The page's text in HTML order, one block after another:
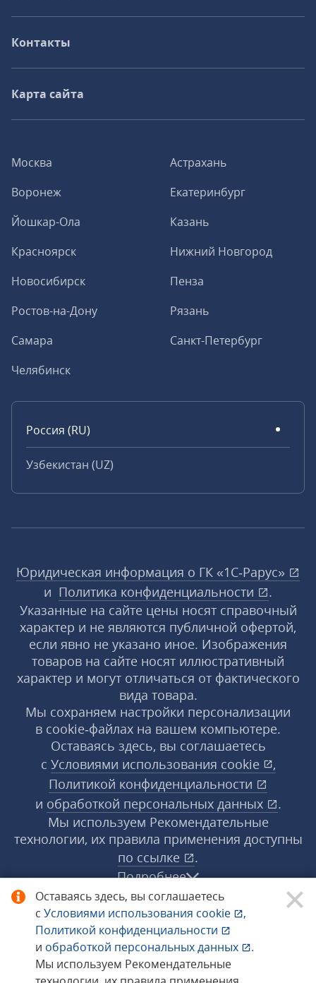
Оставаясь здесь, вы соглашаетесь
с Условиями использования cookie
,
Политикой конфиденциальности
и обработкой персональных данных
.
Мы используем Рекомендательные
Москва
Астрахань
Воронеж
Екатеринбург
Йошкар-Ола
Казань
Красноярск
Нижний Новгород
Новосибирск
Пенза
Ростов-на-Дону
Рязань
Самара
Санкт-Петербург
Челябинск
Россия (RU)
Узбекистан (UZ)
Контакты
Карта сайта
Юридическая информация о ГК «1С‑Рарус»
и Политика конфиденциальности
.
Указанные на сайте цены носят справочный
характер и не являются публичной офертой,
если явно не указано иное. Изображения
товаров на сайте носят иллюстративный
характер и могут отличаться от фактического
вида товара.
Мы сохраняем настройки персонализации
в cookie‑файлах на вашем компьютере.
Оставаясь здесь, вы соглашаетесь
с Условиями использования cookie
,
Политикой конфиденциальности
и обработкой персональных данных
.
Мы используем Рекомендательные
технологии, их правила применения доступны
по ссылке
.
Подробнее
© 1998−2026 «1С‑Рарус» ®. Все права
защищены.